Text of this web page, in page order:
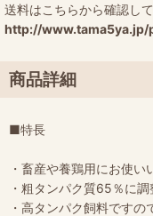
送料はこちらから確認して
http://
商品詳細
■特長
・畜産や養鶏用にお使い
・粗タンパク質65％に調
・高タンパク飼料です